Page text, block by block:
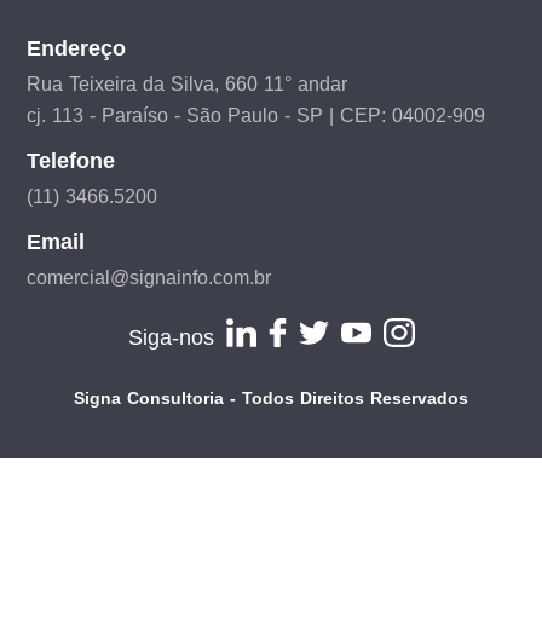
Endereço
Rua Teixeira da Silva, 660 11° andar
cj. 113 - Paraíso - São Paulo - SP | CEP: 04002-909
Telefone
(11) 3466.5200
Email
comercial@signainfo.com.br
Siga-nos
Signa Consultoria - Todos Direitos Reservados